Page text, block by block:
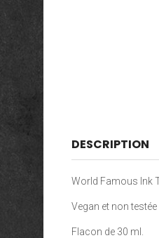
DESCRIPTION
World Famous Ink
Vegan et non
Flacon de 30 ml.